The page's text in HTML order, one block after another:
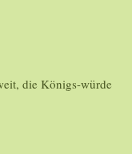
die Königs-würde